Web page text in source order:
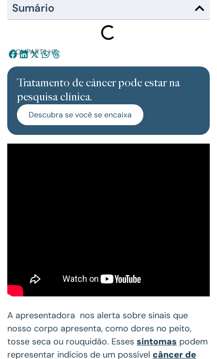
Sumário
COMPARTILHE:
Tratamento de câncer pode estar na
pesquisa clínica.
Descubra se você se encaixa
A apresentadora nos alerta sobre sinais que
nosso corpo apresenta, como dores no peito,
tosse seca ou rouquidão. Esses sintomas podem
representar indícios de um possível câncer de